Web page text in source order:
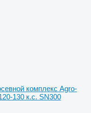
комплекс Agro-
130 к.с. SN300